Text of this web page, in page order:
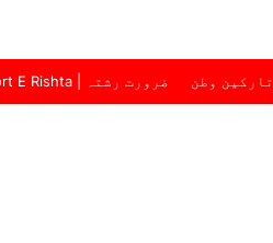
تارکین وطن ضرورت رشتہ | Zaroort E Rishta